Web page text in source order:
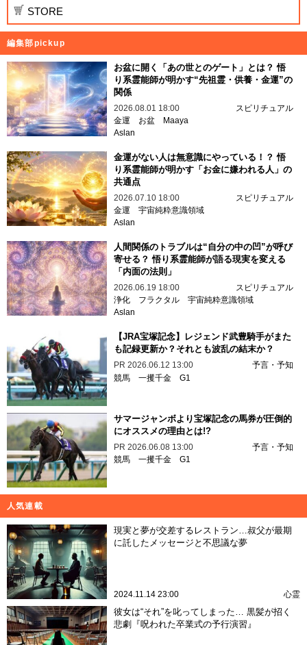
STORE
編集部pickup
お盆に開く「あの世とのゲート」とは？ 悟
り系霊能師が明かす“先祖霊・供養・金運”の
関係
2026.08.01 18:00
スピリチュアル
金運
お盆
Maaya
Aslan
金運がない人は無意識にやっている！？ 悟
り系霊能師が明かす「お金に嫌われる人」の
共通点
2026.07.10 18:00
スピリチュアル
金運 宇宙純粋意識領域
Aslan
人間関係のトラブルは“自分の中の凹”が呼び
寄せる？ 悟り系霊能師が語る現実を変える
「内面の法則」
2026.06.19 18:00
スピリチュアル
浄化
フラクタル 宇宙純粋意識領域
Aslan
【JRA宝塚記念】レジェンド武豊騎手がまた
も記録更新か？それとも波乱の結末か？
PR 2026.06.12 13:00
予言・予知
競馬 一攫千金 G1
サマージャンボより宝塚記念の馬券が圧倒的
にオススメの理由とは!?
PR 2026.06.08 13:00
予言・予知
競馬 一攫千金 G1
人気連載
現実と夢が交差するレストラン…叔父が最期
に託したメッセージと不思議な夢
2024.11.14 23:00 心霊
彼女は“それ”を叱ってしまった… 黒髪が招く
悲劇『呪われた卒業式の予行演習』